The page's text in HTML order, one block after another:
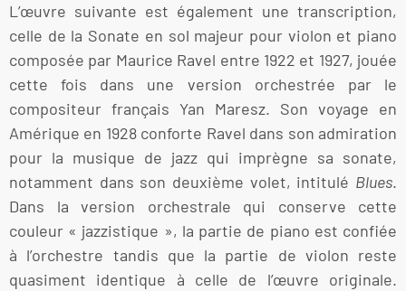
L’œuvre suivante est également une transcription,
celle de la Sonate en sol majeur pour violon et piano
composée par Maurice Ravel entre 1922 et 1927, jouée
cette fois dans une version orchestrée par le
compositeur français Yan Maresz. Son voyage en
Amérique en 1928 conforte Ravel dans son admiration
pour la musique de jazz qui imprègne sa sonate,
notamment dans son deuxième volet, intitulé Blues.
Dans la version orchestrale qui conserve cette
couleur « jazzistique », la partie de piano est confiée
à l’orchestre tandis que la partie de violon reste
quasiment identique à celle de l’œuvre originale.